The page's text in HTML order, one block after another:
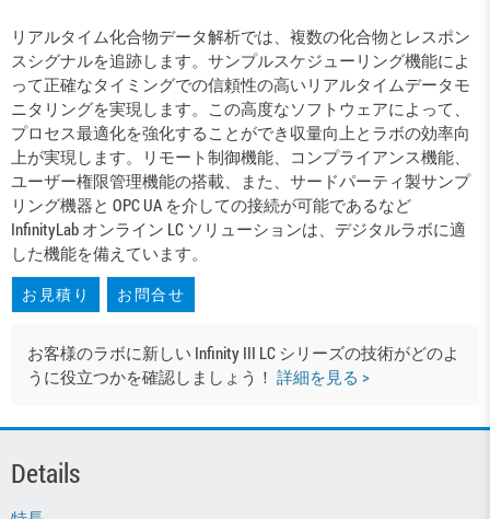
リアルタイム化合物データ解析では、複数の化合物とレスポン
スシグナルを追跡します。サンプルスケジューリング機能によ
って正確なタイミングでの信頼性の高いリアルタイムデータモ
ニタリングを実現します。この高度なソフトウェアによって、
プロセス最適化を強化することができ収量向上とラボの効率向
上が実現します。リモート制御機能、コンプライアンス機能、
ユーザー権限管理機能の搭載、また、サードパーティ製サンプ
リング機器と OPC UA を介しての接続が可能であるなど
InfinityLab オンライン LC ソリューションは、デジタルラボに適
した機能を備えています。
お見積り お問合せ
お客様のラボに新しい Infinity III LC シリーズの技術がどのよ
うに役立つかを確認しましょう！ 詳細を見る >
Details